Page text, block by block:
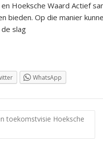
Hoeksche Waard Actief
bieden. Op die manier
slag
WhatsApp
toekomstvisie Hoeksche